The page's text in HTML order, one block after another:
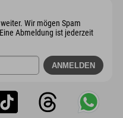
Wir mögen Spam
Abmeldung ist jederzeit